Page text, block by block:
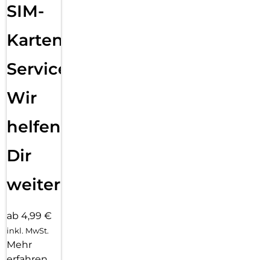
SIM-
Karten
Service:
Wir
helfen
Dir
weiter
ab 4,99 €
inkl. MwSt.
Mehr